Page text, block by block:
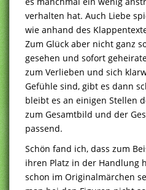
verhalten hat. Auch Liebe
wie anhand des
Zum Glück aber nicht ganz
gesehen und sofort
zum Verlieben und sich
Gefühle sind, gibt es dann
bleibt es an einigen Stellen
zum Gesamtbild und der
passend.
Schön fand ich, dass zum
ihren Platz in der Handlung
schon im Originalmärchen